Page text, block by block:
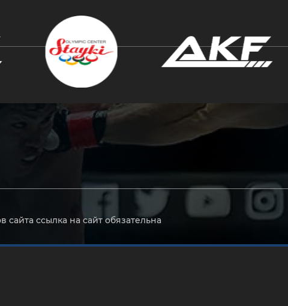
ссылка на сайт обязательна
Esc, чтобы закрыть